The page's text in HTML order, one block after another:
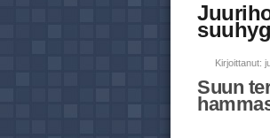
Kirjoittanut:
Suun